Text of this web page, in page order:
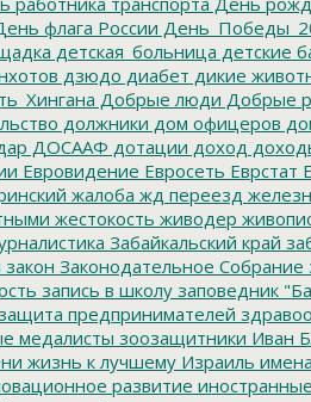
флага России
детская_больница детские
дзюдо диабет дикие
Добрые люди Добрые
должники дом офицеров
ДОСААФ дотации доход
Евровидение Евросеть Еврстат
жалоба жд переезд
жестокость живодер
Забайкальский край
закон Законодательное Собрание
запись в школу заповедник
предпринимателей
медалисты зоозащитники Иван
жизнь к лучшему Израиль имена
развитие